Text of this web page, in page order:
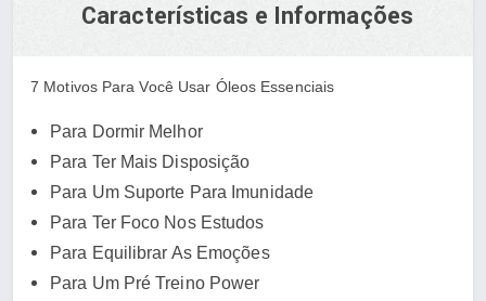
Características e Informações
7 Motivos Para Você Usar Óleos Essenciais
Para Dormir Melhor
Para Ter Mais Disposição
Para Um Suporte Para Imunidade
Para Ter Foco Nos Estudos
Para Equilibrar As Emoções
Para Um Pré Treino Power